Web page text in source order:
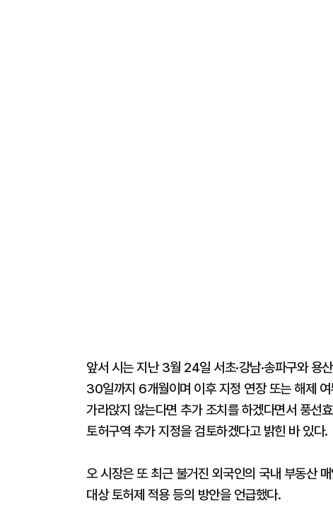
앞서 시는 지난 3월 24일 서초·강남·송파구와 용
30일까지 6개월이며 이후 지정 연장 또는 해제
가라앉지 않는다면 추가 조치를 하겠다면서 풍선
토허구역 추가 지정을 검토하겠다고 밝힌 바 있다.
오 시장은 또 최근 불거진 외국인의 국내 부동산
대상 토허제 적용 등의 방안을 언급했다.